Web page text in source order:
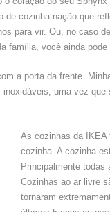
cozinha nação que
para vir. Ou, no caso
família, você ainda
a porta da frente.
uma vez
As cozinhas da IKEA
cozinha. A cozinha
Principalmente todas
Cozinhas ao ar livre
tornaram